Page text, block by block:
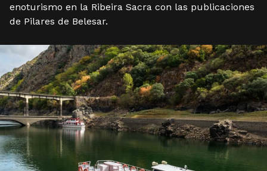
enoturismo en la Ribeira Sacra con las publicaciones
de Pilares de Belesar.